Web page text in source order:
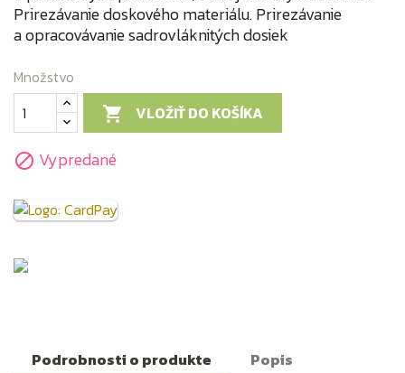
Prirezávanie doskového materiálu. Prirezávanie
a opracovávanie sadrovláknitých dosiek
Množstvo

VLOŽIŤ DO KOŠÍKA
 Vypredané
Podrobnosti o produkte Popis